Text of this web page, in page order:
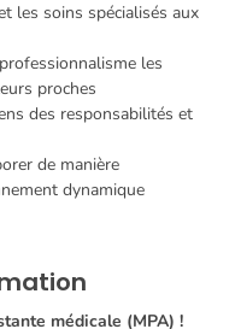
les soins spécialisés aux
les
proches
des responsabilités et
de manière
dynamique
médicale (MPA) !